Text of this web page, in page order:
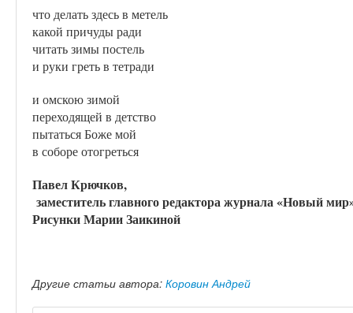
что делать здесь в метель
какой причуды ради
читать зимы постель
и руки греть в тетради
и омскою зимой
переходящей в детство
пытаться Боже мой
в соборе отогреться
Павел Крючков,
заместитель главного редактора журнала «Новый
Рисунки Марии Заикиной
Другие статьи автора: Коровин Андрей